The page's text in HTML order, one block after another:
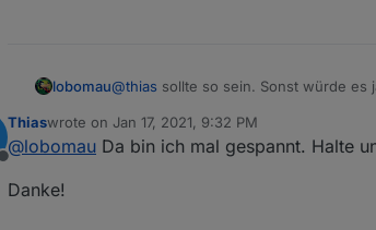
lobomau@thias sollte so sein. Sonst würde es
naja, hab ihn seit heute draußen. Mal
(nachdem er von der
Nach meinem Verständnis müsste er
Offline
Thiaswrote on Jan 17, 2021, 9:32 PM
last edited by
@lobomau Da bin ich mal gespannt. Halte
Danke!